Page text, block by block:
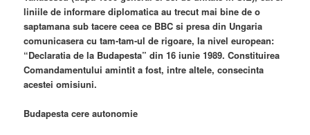
liniile de informare diplomatica au trecut mai bine de o
saptamana sub tacere ceea ce BBC si presa din Ungaria
comunicasera cu tam-tam-ul de rigoare, la nivel european:
“Declaratia de la Budapesta” din 16 iunie 1989. Constituirea
Comandamentului amintit a fost, intre altele, consecinta
acestei omisiuni.
Budapesta cere autonomie